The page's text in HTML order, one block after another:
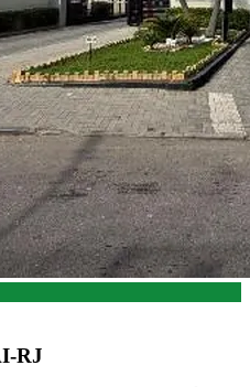
RJ